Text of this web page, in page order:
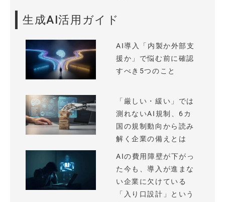
生成AI活用ガイド
AI導入「内製か外部支
援か」で悩む前に確認
すべき5つのこと
「厳しい・緩い」では
測れないAI規制、6カ
国の規制動向から読み
解く企業の備えとは
AIの費用障壁が下がっ
た今も、導入が進まな
い企業に欠けている
「入り口設計」という